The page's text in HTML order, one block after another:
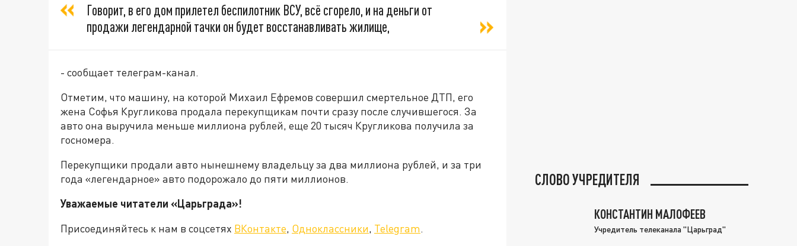
Говорит, в его дом прилетел беспилотник ВСУ, всё сгорело, и на деньги от
продажи легендарной тачки он будет восстанавливать жилище,
- сообщает телеграм-канал.
Отметим, что машину, на которой Михаил Ефремов совершил смертельное ДТП, его
жена Софья Кругликова продала перекупщикам почти сразу после случившегося. За
авто она выручила меньше миллиона рублей, еще 20 тысяч Кругликова получила за
госномера.
Перекупщики продали авто нынешнему владельцу за два миллиона рублей, и за три
года «легендарное» авто подорожало до пяти миллионов.
Уважаемые читатели «Царьграда»!
Присоединяйтесь к нам в соцсетях ВКонтакте, Одноклассники, Telegram.
СЛОВО УЧРЕДИТЕЛЯ
КОНСТАНТИН МАЛОФЕЕВ
Учредитель телеканала "Царьград"